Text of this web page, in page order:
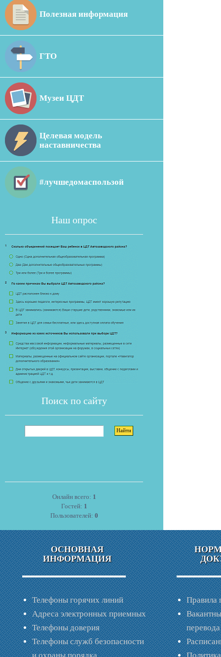
Полезная информация
ГТО
Музеи ЦДТ
Целевая модель
наставничества
#лучшедомаспользой
Наш опрос
Поиск по сайту
Онлайн всего: 1
Гостей: 1
Пользователей: 0
ОСНОВНАЯ
ИНФОРМАЦИЯ
Телефоны горячих линий
Адреса электронных приемных
Телефоны доверия
Телефоны служб безопасности
Правила
перевода